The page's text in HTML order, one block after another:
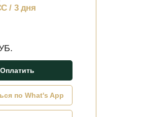
по What's App
Оплатить
/ 3 дня